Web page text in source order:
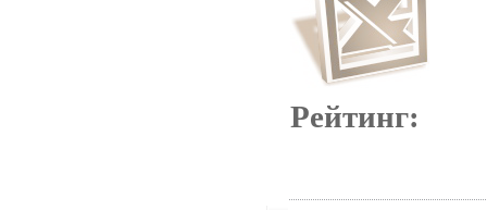
Рейтинг: